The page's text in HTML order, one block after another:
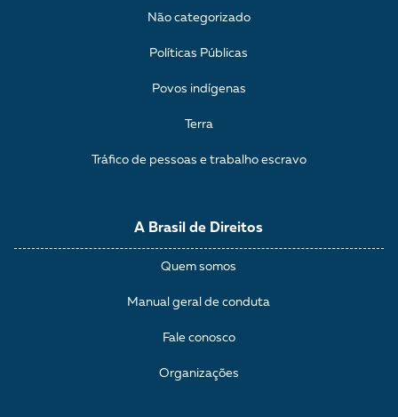
A Brasil de Direitos
Quem somos
Manual geral de conduta
Fale conosco
Organizações
Não categorizado
Políticas Públicas
Povos indígenas
Terra
Tráfico de pessoas e trabalho escravo